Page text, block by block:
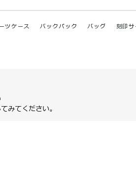
ツケース バックパック バッグ 刻印
みてください。